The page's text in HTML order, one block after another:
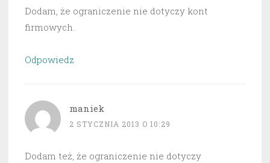
Dodam, że ograniczenie nie dotyczy kont
firmowych.
Odpowiedz
maniek
2 STYCZNIA 2013 O 10:29
Dodam też, że ograniczenie nie dotyczy